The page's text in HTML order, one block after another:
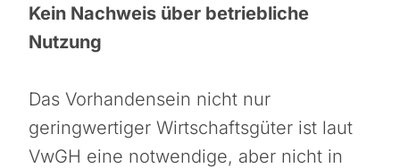
Kein Nachweis über betriebliche
Nutzung
Das Vorhandensein nicht nur
geringwertiger Wirtschaftsgüter ist laut
VwGH eine notwendige, aber nicht in